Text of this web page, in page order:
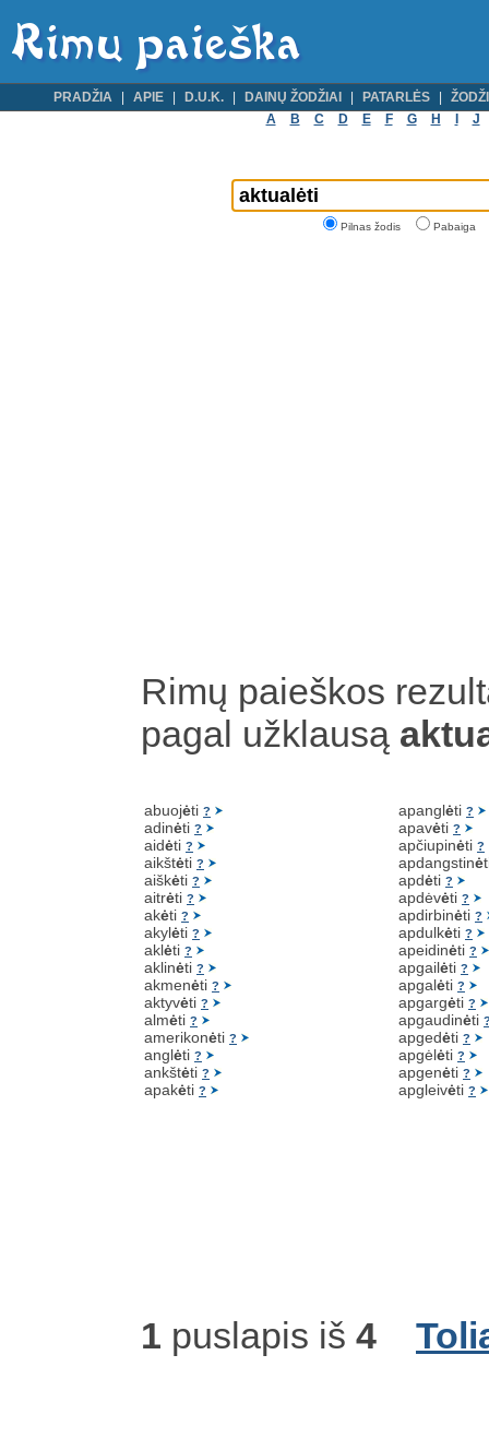
PRADŽIA APIE D.U.K. DAINŲ ŽODŽIAI PATARLĖS
A
B C D E F G H J
Pilnas žodis Pabaiga
Rimų paieškos
pagal užklausą
abuojėti ?
adinėti ?
aidėti ?
aikštėti ?
aiškėti ?
aitrėti ?
akėti ?
akylėti ?
aklėti ?
aklinėti ?
akmenėti ?
aktyvėti ?
almėti ?
amerikonėti ?
anglėti ?
ankštėti ?
apakėti ?
apanglėti ?
apavėti ?
apčiupinėti ?
apdangstinė
apdėti ?
apdėvėti ?
apdirbinėti ?
apdulkėti ?
apeidinėti ?
apgailėti ?
apgalėti ?
apgargėti ?
apgaudinėti
apgedėti ?
apgėlėti ?
apgenėti ?
apgleivėti ?
1 puslapis iš 4